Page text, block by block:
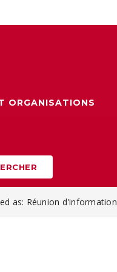
ORGANISATIONS
as: Réunion d'information